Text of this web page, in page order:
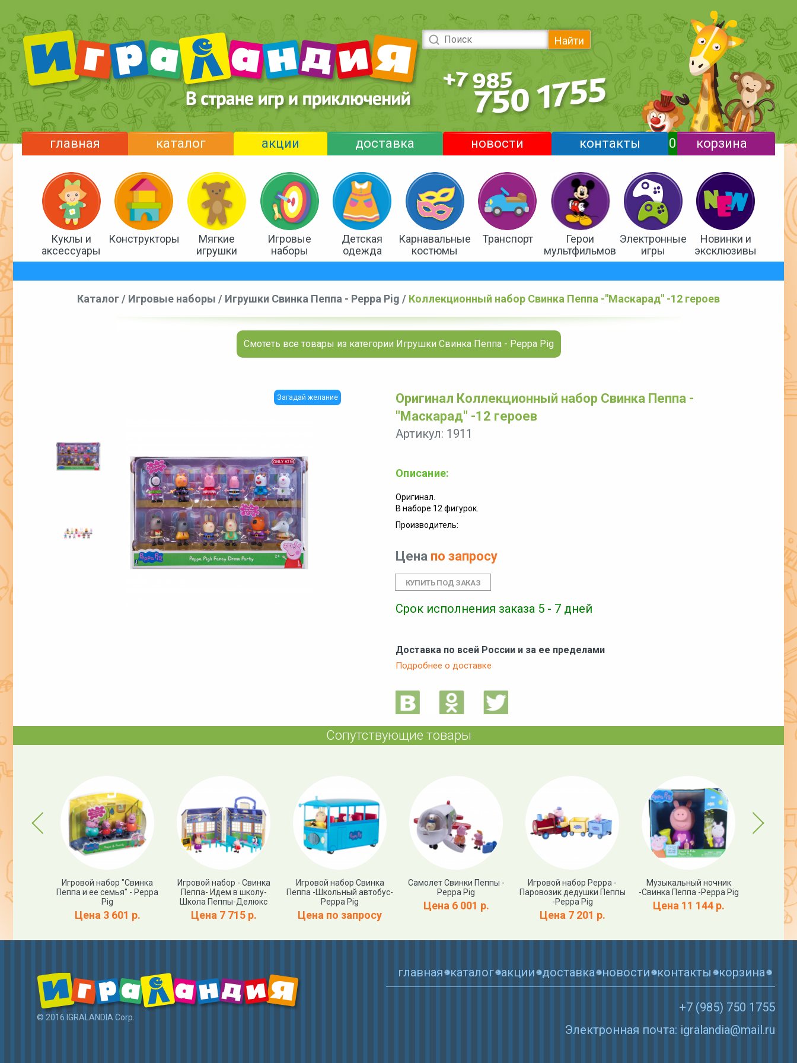
Найти
главная каталог акции доставка новости контакты 0 корзина
Куклы и
аксессуары
Конструкторы
Мягкие
игрушки
Игровые
наборы
Детская
одежда
Карнавальные
костюмы
Транспорт
Герои
мультфильмов
Электронные
игры
Новинки и
эксклюзивы
Каталог / Игровые наборы / Игрушки Свинка Пеппа - Peppa Pig / Коллекционный набор Свинка Пеппа -"Маскарад" -12 героев
Смотеть все товары из категории Игрушки Свинка Пеппа - Peppa Pig
Загадай желание
Оригинал Коллекционный набор Свинка Пеппа -
"Маскарад" -12 героев
Артикул: 1911
Описание:
Оригинал.
В наборе 12 фигурок.
Производитель:
Цена по запросу
Срок исполнения заказа 5 - 7 дней
Доставка по всей России и за ее пределами
Подробнее о доставке
Сопутствующие товары
Previous
-
Pig
р.
Игровой набор "Свинка
Пеппа и ее семья" - Peppa
Pig
Цена 3 601 р.
Игровой набор - Свинка
Пеппа- Идем в школу-
Школа Пеппы-Делюкс
Цена 7 715 р.
Игровой набор Свинка
Пеппа -Школьный автобус-
Peppa Pig
Цена по запросу
Самолет Свинки Пеппы -
Peppa Pig
Цена 6 001 р.
Игровой набор Peppa -
Паровозик дедушки Пеппы
-Peppa Pig
Цена 7 201 р.
Музыкальный ночник
-Свинка Пеппа -Peppa Pig
Цена 11 144 р.
Свинка
Next
© 2016 IGRALANDIA Corp.
главная каталог акции доставка новости контакты корзина
+7 (985) 750 1755
Электронная почта: igralandia@mail.ru